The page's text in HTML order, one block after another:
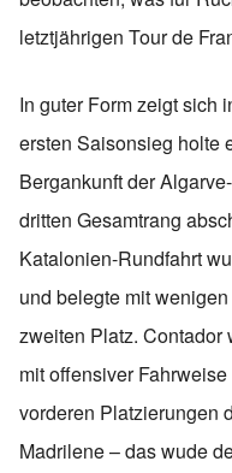
letztjährigen Tour de
In guter Form zeigt sich
ersten Saisonsieg holte
Bergankunft der
dritten Gesamtrang
Katalonien-Rundfahrt
und belegte mit
zweiten Platz. Contador
mit offensiver
vorderen Platzierungen
Madrilene – das wude